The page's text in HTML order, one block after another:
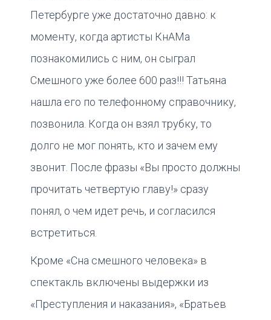
Петербурге уже достаточно давно: к
моменту, когда артисты КнАМа
познакомились с ним, он сыграл
Смешного уже более 600 раз!!! Татьяна
нашла его по телефонному справочнику,
позвонила. Когда он взял трубку, то
долго не мог понять, кто и зачем ему
звонит. После фразы «Вы просто должны
прочитать четвертую главу!» сразу
понял, о чем идет речь, и согласился
встретиться.
Кроме «Сна смешного человека» в
спектакль включены выдержки из
«Преступления и наказания», «Братьев